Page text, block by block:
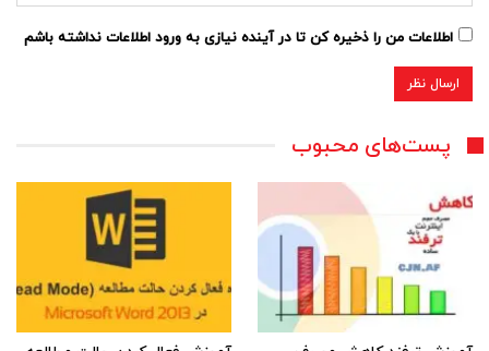
اطلاعات من را ذخیره کن تا در آینده نیازی به ورود اطلاعات نداشته باشم
پست‌های محبوب